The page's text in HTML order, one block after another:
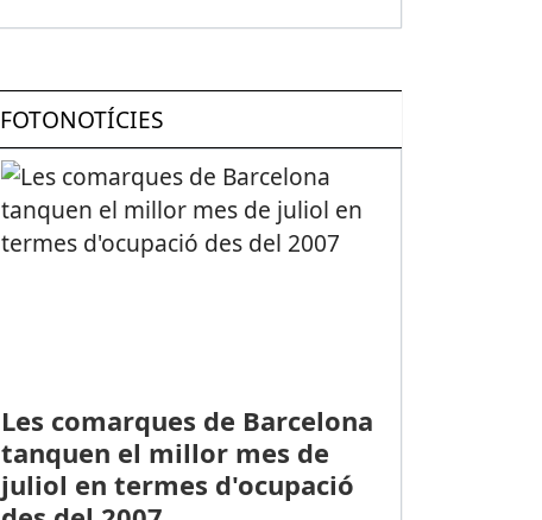
FOTONOTÍCIES
Les comarques de Barcelona
tanquen el millor mes de
juliol en termes d'ocupació